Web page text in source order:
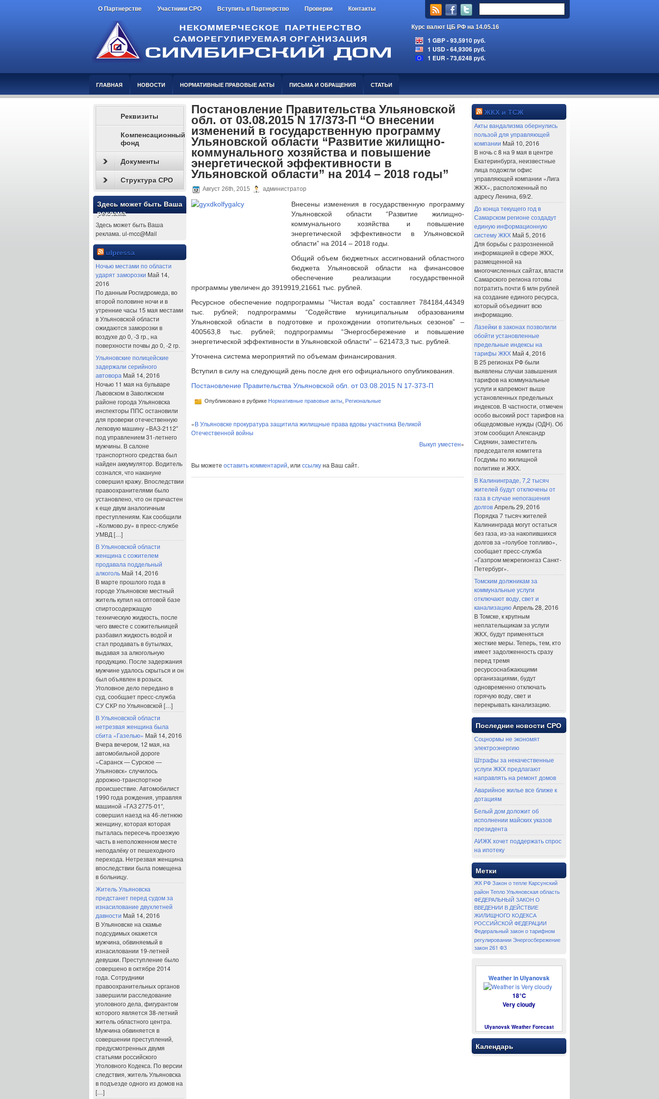
О Партнерстве Участники СРО Вступить в Партнерство Проверки Контакты
Курс валют ЦБ РФ на 14.05.16
1 GBP - 93,5910 руб.
1 USD - 64,9306 руб.
1 EUR - 73,6248 руб.
ГЛАВНАЯ НОВОСТИ НОРМАТИВНЫЕ ПРАВОВЫЕ АКТЫ ПИСЬМА И ОБРАЩЕНИЯ СТАТЬИ
Реквизиты
Компенсационный
фонд
Документы
Структура СРО
Здесь может быть Ваша
реклама
Здесь может быть Ваша
реклама. ul-mcc@Mail
ulpressa
Ночью местами по области
ударят заморозки Май 14,
2016
По данным Росгидромеда, во
второй половине ночи и в
утренние часы 15 мая местами
в Ульяновской области
ожидаются заморозки в
воздухе до 0, -3 гр., на
поверхности почвы до 0, -2 гр.
Ульяновские полицейские
задержали серийного
автовора Май 14, 2016
Ночью 11 мая на бульваре
Львовском в Заволжском
районе города Ульяновска
инспекторы ППС остановили
для проверки отечественную
легковую машину «ВАЗ-2112″
под управлением 31-летнего
мужчины. В салоне
транспортного средства был
найден аккумулятор. Водитель
сознался, что накануне
совершил кражу. Впоследствии
правоохранителями было
установлено, что он причастен
к еще двум аналогичным
преступлениям. Как сообщили
«Колмово.ру» в пресс-службе
УМВД […]
В Ульяновской области
женщина с сожителем
продавала поддельный
алкоголь Май 14, 2016
В марте прошлого года в
городе Ульяновске местный
житель купил на оптовой базе
спиртосодержащую
техническую жидкость, после
чего вместе с сожительницей
разбавил жидкость водой и
стал продавать в бутылках,
выдавая за алкогольную
продукцию. После задержания
мужчине удалось скрыться и он
был объявлен в розыск.
Уголовное дело передано в
суд, сообщает пресс-служба
СУ СКР по Ульяновской […]
В Ульяновской области
нетрезвая женщина была
сбита «Газелью» Май 14, 2016
Вчера вечером, 12 мая, на
автомобильной дороге
«Саранск — Сурское —
Ульяновск» случилось
дорожно-транспортное
происшествие. Автомобилист
1990 года рождения, управляя
машиной «ГАЗ 2775-01″,
совершил наезд на 46-летнюю
женщину, которая которая
пыталась пересечь проезжую
часть в неположенном месте
неподалёку от пешеходного
перехода. Нетрезвая женщина
впоследствии была помещена
в больницу.
Житель Ульяновска
предстанет перед судом за
изнасилование двухлетней
давности Май 14, 2016
В Ульяновске на скамье
подсудимых окажется
мужчина, обвиняемый в
изнасиловании 19-летней
девушки. Преступление было
совершено в октябре 2014
года. Сотрудники
правоохранительных органов
завершили расследование
уголовного дела, фигурантом
которого является 38-летний
житель областного центра.
Мужчина обвиняется в
совершении преступлений,
предусмотренных двумя
статьями российского
Уголовного Кодекса. По версии
следствия, житель Ульяновска
в подъезде одного из домов на
[…]
Постановление Правительства Ульяновской
обл. от 03.08.2015 N 17/373-П “О внесении
изменений в государственную программу
Ульяновской области “Развитие жилищно-
коммунального хозяйства и повышение
энергетической эффективности в
Ульяновской области” на 2014 – 2018 годы”
Август 26th, 2015 администратор
Внесены изменения в государственную программу
Ульяновской области “Развитие жилищно-
коммунального хозяйства и повышение
энергетической эффективности в Ульяновской
области” на 2014 – 2018 годы.
Общий объем бюджетных ассигнований областного
бюджета Ульяновской области на финансовое
обеспечение реализации государственной
программы увеличен до 3919919,21661 тыс. рублей.
Ресурсное обеспечение подпрограммы “Чистая вода” составляет 784184,44349
тыс. рублей; подпрограммы “Содействие муниципальным образованиям
Ульяновской области в подготовке и прохождении отопительных сезонов” –
400563,8 тыс. рублей; подпрограммы “Энергосбережение и повышение
энергетической эффективности в Ульяновской области” – 621473,3 тыс. рублей.
Уточнена система мероприятий по объемам финансирования.
Вступил в силу на следующий день после дня его официального опубликования.
Постановление Правительства Ульяновской обл. от 03.08.2015 N 17-373-П
Опубликовано в рубрике Нормативные правовые акты Региональные
«В Ульяновске прокуратура защитила жилищные права вдовы участника Великой
Отечественной войны
Выкуп уместен»
Вы можете оставить комментарий, или ссылкуна Ваш сайт.
ЖКХ и ТСЖ
Акты вандализма обернулись
пользой для управляющей
компании Май 10, 2016
В ночь с 8 на 9 мая в центре
Екатеринбурга, неизвестные
лица подожгли офис
управляющей компании «Лига
ЖКХ», расположенный по
адресу Ленина, 69/2.
До конца текущего год в
Самарском регионе создадут
единую информационную
систему ЖКХ Май 5, 2016
Для борьбы с разрозненной
информацией в сфере ЖКХ,
размещенной на
многочисленных сайтах, власти
Самарского региона готовы
потратить почти 6 млн рублей
на создание единого ресурса,
который объединит всю
информацию.
Лазейки в законах позволили
обойти установленные
предельные индексы на
тарифы ЖКХ Май 4, 2016
В 25 регионах РФ были
выявлены случаи завышения
тарифов на коммунальные
услуги и капремонт выше
установленных предельных
индексов. В частности, отмечен
особо высокий рост тарифов на
общедомовые нужды (ОДН). Об
этом сообщил Александр
Сидякин, заместитель
председателя комитета
Госдумы по жилищной
политике и ЖКХ.
В Калининграде, 7,2 тысяч
жителей будут отключены от
газа в случае непогашения
долговАпрель 29, 2016
Порядка 7 тысяч жителей
Калининграда могут остаться
без газа, из-за накопившихся
долгов за «голубое топливо»,
сообщает пресс-служба
«Газпром межрегионгаз Санкт-
Петербург».
Томским должникам за
коммунальные услуги
отключают воду, свет и
канализациюАпрель 28, 2016
В Томске, к крупным
неплательщикам за услуги
ЖКХ, будут применяться
жесткие меры. Теперь, тем, кто
имеет задолженность сразу
перед тремя
ресурсоснабжающими
организациями, будут
одновременно отключать
горячую воду, свет и
перекрывать канализацию.
Последние новости СРО
Соцнормы не экономят
электроэнергию
Штрафы за некачественные
услуги ЖКХ предлагают
направлять на ремонт домов
Аварийное жилье все ближе к
дотациям
Белый дом доложит об
исполнении майских указов
президента
АИЖК хочет поддержать спрос
на ипотеку
Метки
ЖК РФ Закон о тепле Карсунский
район Тепло Ульяновская область
ФЕДЕРАЛЬНЫЙ ЗАКОН О
ВВЕДЕНИИ В ДЕЙСТВИЕ
ЖИЛИЩНОГО КОДЕКСА
РОССИЙСКОЙ ФЕДЕРАЦИИ
Федеральный закон о тарифном
регулировании Энергосбережение
закон 261 ФЗ
Weather in Ulyanovsk
18°C
Very cloudy
Ulyanovsk Weather Forecast
Календарь